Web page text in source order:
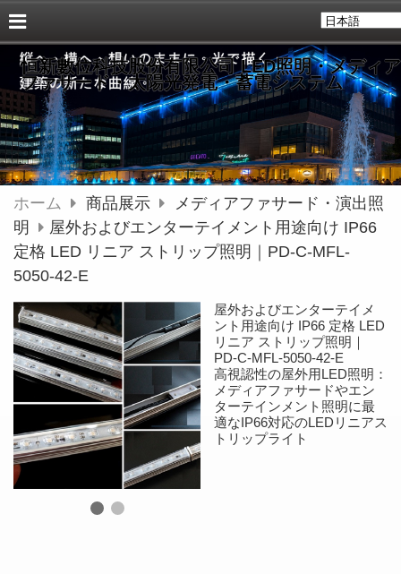
恒新數位科技股份有限公司 LED照明・メディア
ファサード・太陽光発電・蓄電システム
ホーム 商品展示
メディアファサード・演出照
明
屋外およびエンターテイメント用途向け IP66
定格 LED リニア ストリップ照明｜PD-C-MFL-
5050-42-E
屋外およびエンターテイメ
ント用途向け IP66 定格 LED
リニア ストリップ照明｜
PD-C-MFL-5050-42-E
高視認性の屋外用LED照明：
メディアファサードやエン
ターテインメント照明に最
適なIP66対応のLEDリニアス
トリップライト